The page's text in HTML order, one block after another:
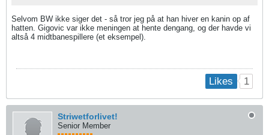
Selvom BW ikke siger det - så tror jeg på at han hiver en kanin op af
hatten. Gigovic var ikke meningen at hente dengang, og der havde vi
altså 4 midtbanespillere (et eksempel).
Likes 1
Striwetforlivet!
Senior Member